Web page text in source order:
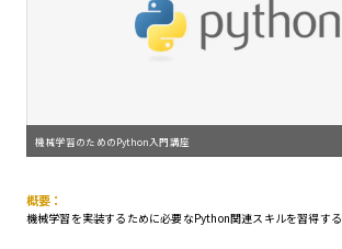
機械学習のためのPython入門講座
概要：
機械学習を実装するために必要なPython関連スキルを習得する